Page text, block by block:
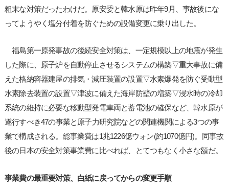
粗末な対策だったわけだ。原安委と韓水原は昨年9月、事故後にな
ってようやく塩分付着を防ぐための設備変更に乗り出した。
福島第一原発事故の後続安全対策は、一定規模以上の地震が発生
した際に、原子炉を自動停止させるシステムの構築▽重大事故に備
えた格納容器建屋の排気・減圧装置の設置▽水素爆発を防ぐ受動型
水素除去装置の設置▽津波に備えた海岸防壁の増築▽浸水時の冷却
系統の維持に必要な移動型発電車両と蓄電池の確保など、韓水原が
遂行すべき47の事業と原子力研究院などの関連機関による3つの事
業で構成される。総事業費は1兆1226億ウォン(約1070億円)。同事故
後の日本の安全対策事業費に比べれば、とてつもなく小さな額だ。
事業費の最重要対策、白紙に戻ってからの変更手順